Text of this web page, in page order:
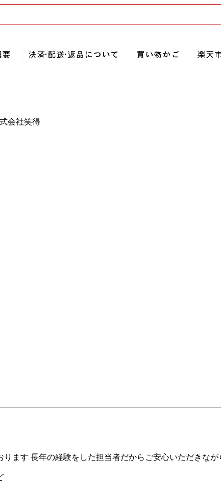
会社笑得
ます 長年の経験をした担当者だからご安心いただきな